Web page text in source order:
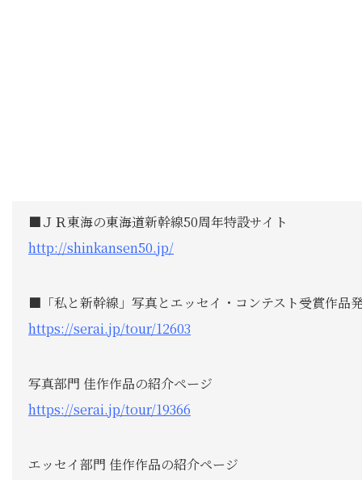
■ＪＲ東海の東海道新幹線50周年特設サイト
http://shinkansen50.jp/
■「私と新幹線」写真とエッセイ・コンテスト受賞作品
https://serai.jp/tour/12603
写真部門 佳作作品の紹介ページ
https://serai.jp/tour/19366
エッセイ部門 佳作作品の紹介ページ